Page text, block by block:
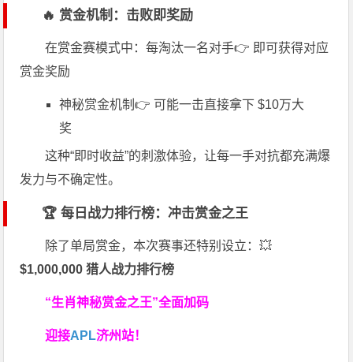
🔥 赏金机制：击败即奖励
在赏金赛模式中：每淘汰一名对手👉 即可获得对应
赏金奖励
神秘赏金机制👉 可能一击直接拿下 $10万大
奖
这种“即时收益”的刺激体验，让每一手对抗都充满爆
发力与不确定性。
🏆 每日战力排行榜：冲击赏金之王
除了单局赏金，本次赛事还特别设立：💥
$1,000,000 猎人战力排行榜
“生肖神秘赏金之王”全面加码
迎接APL济州站！